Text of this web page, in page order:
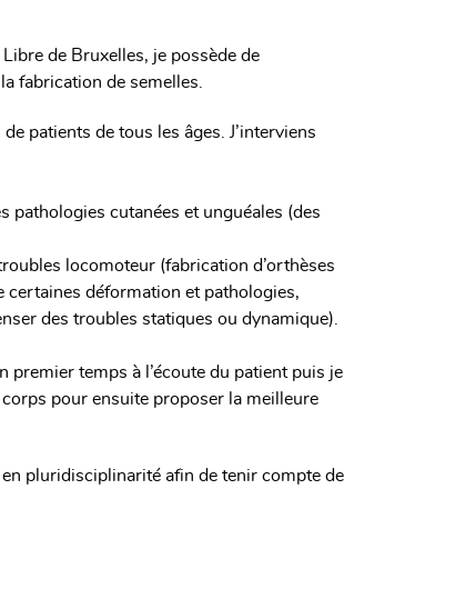
de Bruxelles, je possède de
fabrication de semelles.
patients de tous les âges. J’interviens
pathologies cutanées et unguéales (des
locomoteur (fabrication d’orthèses
certaines déformation et pathologies,
des troubles statiques ou dynamique).
premier temps à l’écoute du patient puis je
pour ensuite proposer la meilleure
pluridisciplinarité afin de tenir compte de